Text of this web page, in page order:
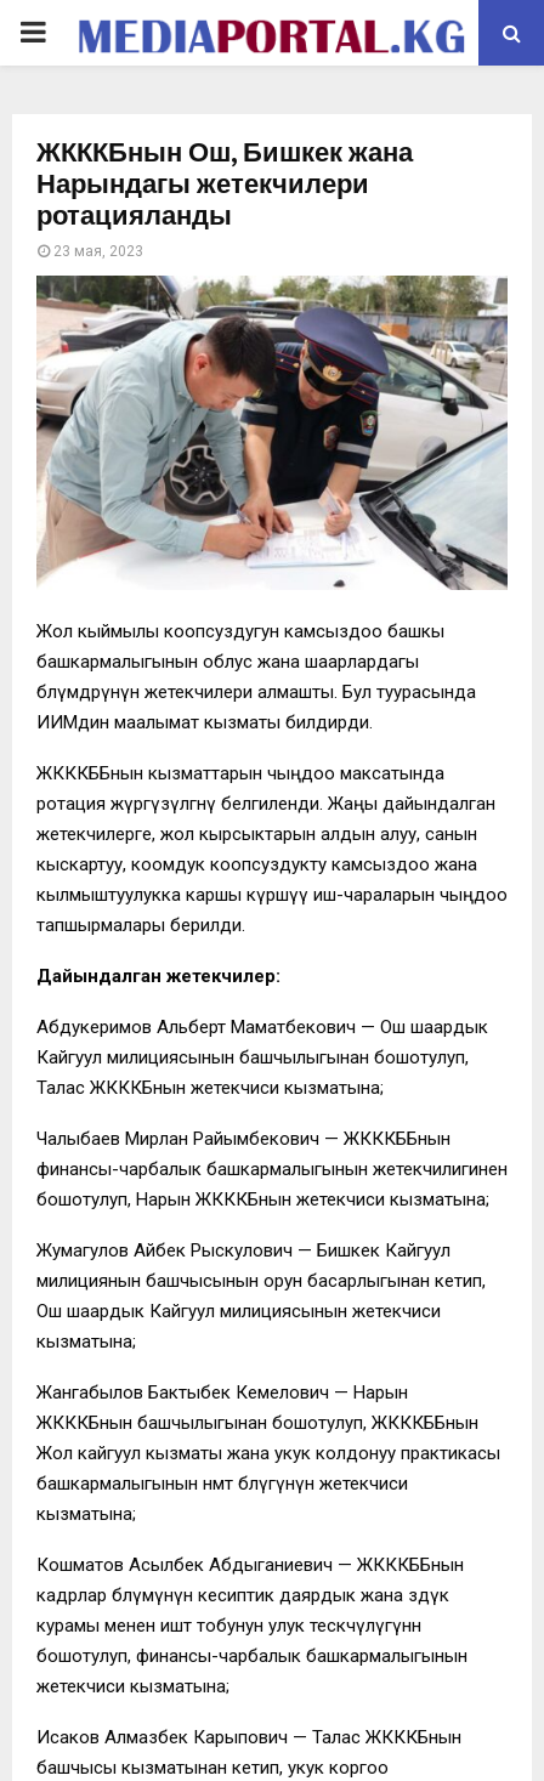
PRIMARY
ЖКККБнын Ош, Бишкек жана
Нарындагы жетекчилери
ротацияланды
23 мая, 2023
Жол кыймылы коопсуздугун камсыздоо башкы
башкармалыгынын облус жана шаарлардагы
бөлүмдөрүнүн жетекчилери алмашты. Бул туурасында
ИИМдин маалымат кызматы билдирди.
ЖКККББнын кызматтарын чыңдоо максатында
ротация жүргүзүлгөнү белгиленди. Жаңы дайындалган
жетекчилерге, жол кырсыктарын алдын алуу, санын
кыскартуу, коомдук коопсуздукту камсыздоо жана
кылмыштуулукка каршы күрөшүү иш-чараларын чыңдоо
тапшырмалары берилди.
Дайындалган жетекчилер:
Абдукеримов Альберт Маматбекович — Ош шаардык
Кайгуул милициясынын башчылыгынан бошотулуп,
Талас ЖКККБнын жетекчиси кызматына;
Чалыбаев Мирлан Райымбекович — ЖКККББнын
финансы-чарбалык башкармалыгынын жетекчилигинен
бошотулуп, Нарын ЖКККБнын жетекчиси кызматына;
Жумагулов Айбек Рыскулович — Бишкек Кайгуул
милициянын башчысынын орун басарлыгынан кетип,
Ош шаардык Кайгуул милициясынын жетекчиси
кызматына;
Жангабылов Бактыбек Кемелович — Нарын
ЖКККБнын башчылыгынан бошотулуп, ЖКККББнын
Жол кайгуул кызматы жана укук колдонуу практикасы
башкармалыгынын нөөмөт бөлүгүнүн жетекчиси
кызматына;
Кошматов Асылбек Абдыганиевич — ЖКККББнын
кадрлар бөлүмүнүн кесиптик даярдык жана өздүк
курамы менен иштөө тобунун улук тескөөчүлүгүнөн
бошотулуп, финансы-чарбалык башкармалыгынын
жетекчиси кызматына;
Исаков Алмазбек Карыпович — Талас ЖКККБнын
башчысы кызматынан кетип, укук коргоо